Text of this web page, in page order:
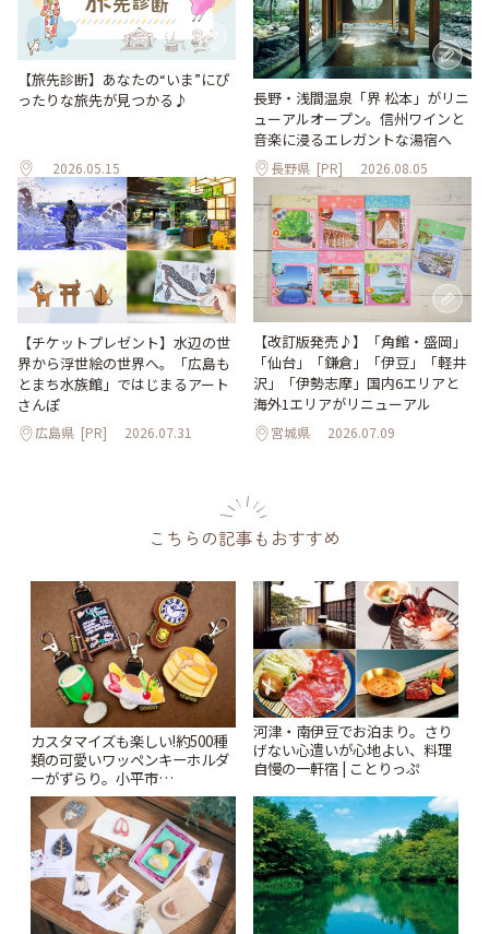
【旅先診断】あなたの“いま”にぴ
ったりな旅先が見つかる♪
2026.05.15
長野・浅間温泉「界 松本」がリニ
ューアルオープン。信州ワインと
音楽に浸るエレガントな湯宿へ
長野県 [PR] 2026.08.05
【チケットプレゼント】水辺の世
界から浮世絵の世界へ。「広島も
とまち水族館」ではじまるアート
さんぽ
広島県 [PR] 2026.07.31
【改訂版発売♪】「角館・盛岡」
「仙台」「鎌倉」「伊豆」「軽井
沢」「伊勢志摩」国内6エリアと
海外1エリアがリニューアル
宮城県 2026.07.09
こちらの記事もおすすめ
カスタマイズも楽しい!約500種
類の可愛いワッペンキーホルダ
ーがずらり。小平市
「Kimamaya T&K」 | ことりっ
ぷ
河津・南伊豆でお泊まり。さり
げない心遣いが心地よい、料理
自慢の一軒宿 | ことりっぷ